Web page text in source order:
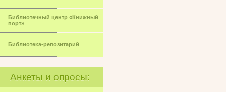
Библиотечный центр «Книжный
порт»
Библиотека-репозитарий
Анкеты и опросы: